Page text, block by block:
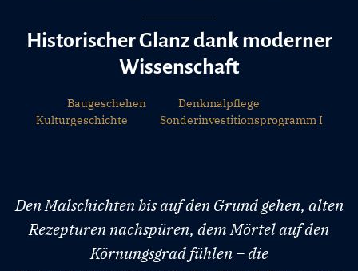
Historischer Glanz dank moderner
Wissenschaft
Baugeschehen
Denkmalpflege
Kulturgeschichte
Sonderinvestitionsprogramm I
Den Malschichten bis auf den Grund gehen, alten
Rezepturen nachspüren, dem Mörtel auf den
Körnungsgrad fühlen – die